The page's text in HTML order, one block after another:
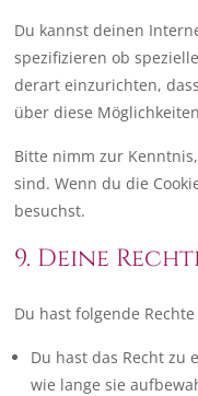
Du kannst deinen
spezifizieren ob
derart einzurichten,
über diese
Bitte nimm zur
sind. Wenn du die
besuchst.
9. Deine
Du hast folgende
Du hast das Recht
wie lange sie